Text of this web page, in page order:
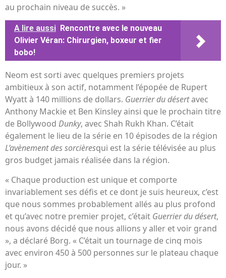
au prochain niveau de succès. »
A lire aussi Rencontre avec le nouveau
Olivier Véran: Chirurgien, boxeur et fier
bobo!
Neom est sorti avec quelques premiers projets
ambitieux à son actif, notamment l’épopée de Rupert
Wyatt à 140 millions de dollars. Guerrier du désertavec
Anthony Mackie et Ben Kinsley ainsi que le prochain titre
de Bollywood Dunky, avec Shah Rukh Khan. C’était
également le lieu de la série en 10 épisodes de la région
L’avènement des sorcièresqui est la série télévisée au plus
gros budget jamais réalisée dans la région.
« Chaque production est unique et comporte
invariablement ses défis et ce dont je suis heureux, c’est
que nous sommes probablement allés au plus profond
et qu’avec notre premier projet, c’était Guerrier du désert,
nous avons décidé que nous allions y aller et voir grand
», a déclaré Borg. « C’était un tournage de cinq mois
avec environ 450 à 500 personnes sur le plateau chaque
jour. »